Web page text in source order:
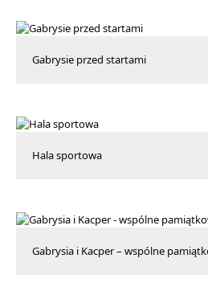
Gabrysie przed startami
Hala sportowa
Gabrysia i Kacper – wspólne